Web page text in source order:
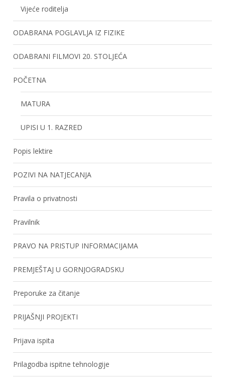
Vijeće roditelja
ODABRANA POGLAVLJA IZ FIZIKE
ODABRANI FILMOVI 20. STOLJEĆA
POČETNA
MATURA
UPISI U 1. RAZRED
Popis lektire
POZIVI NA NATJECANJA
Pravila o privatnosti
Pravilnik
PRAVO NA PRISTUP INFORMACIJAMA
PREMJEŠTAJ U GORNJOGRADSKU
Preporuke za čitanje
PRIJAŠNJI PROJEKTI
Prijava ispita
Prilagodba ispitne tehnologije